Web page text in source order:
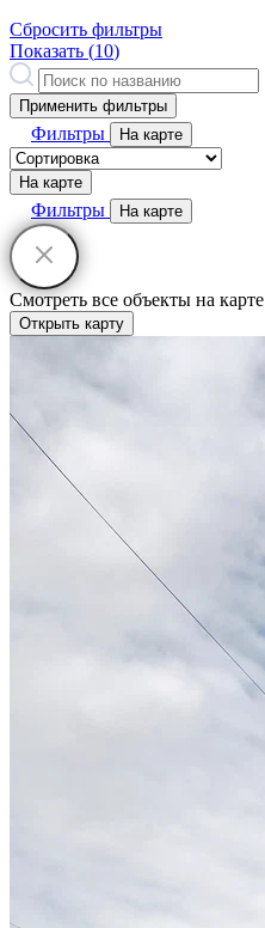
Сбросить фильтры
Показать (10)
Применить фильтры
Фильтры На карте
На карте
Фильтры На карте
Смотреть все объекты на карте
Открыть карту